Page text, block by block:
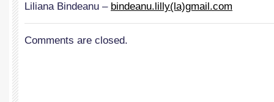
Liliana Bindeanu – bindeanu.lilly(la)gmail.com
Comments are closed.